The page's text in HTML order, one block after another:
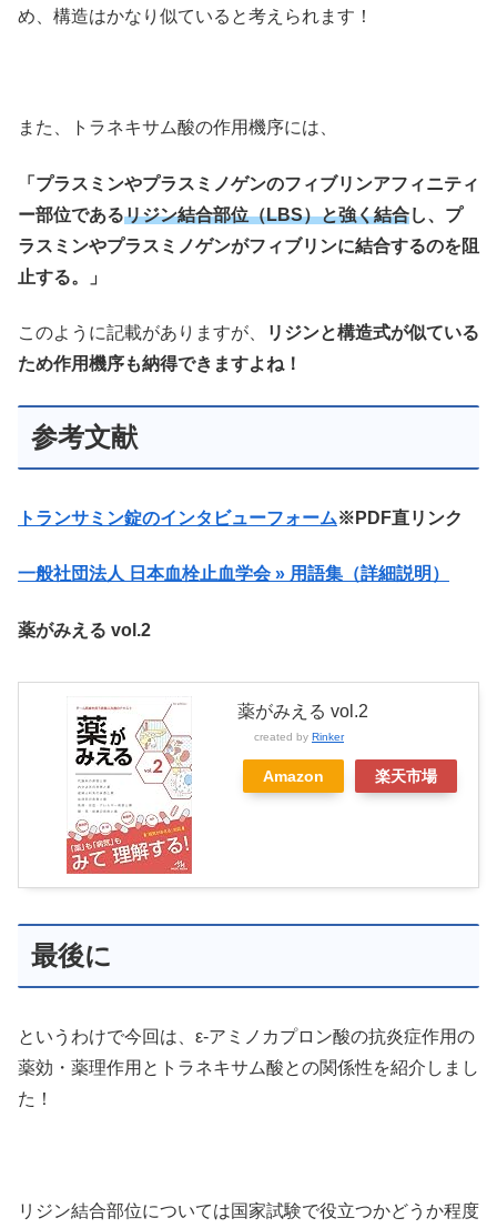
め、構造はかなり似ていると考えられます！
また、トラネキサム酸の作用機序には、
「プラスミンやプラスミノゲンのフィブリンアフィニティ
ー部位であるリジン結合部位（LBS）と強く結合し、プ
ラスミンやプラスミノゲンがフィブリンに結合するのを阻
止する。」
このように記載がありますが、
リジンと構造式が似ている
ため作用機序も納得できますよね！
参考文献
トランサミン錠のインタビューフォーム※PDF直リンク
一般社団法人 日本血栓止血学会 » 用語集（詳細説明）
薬がみえる vol.2
薬がみえる vol.2
created by Rinker
Amazon 楽天市場
最後に
というわけで今回は、ε-アミノカプロン酸の抗炎症作用の
薬効・薬理作用とトラネキサム酸との関係性を紹介しまし
た！
リジン結合部位については国家試験で役立つかどうか程度